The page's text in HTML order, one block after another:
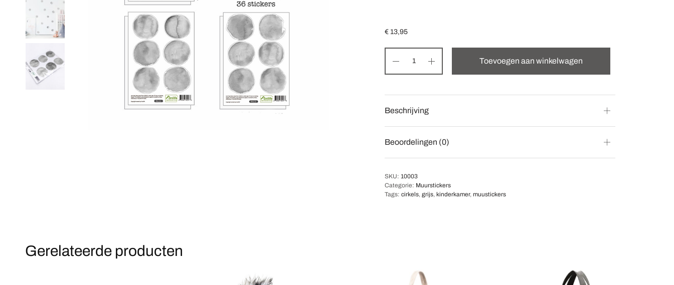
€ 13,95
Toevoegen aan winkelwagen
Beschrijving
Beoordelingen (0)
SKU: 10003
Categorie: Muurstickers
Tags: cirkels, grijs, kinderkamer, muustickers
Gerelateerde producten